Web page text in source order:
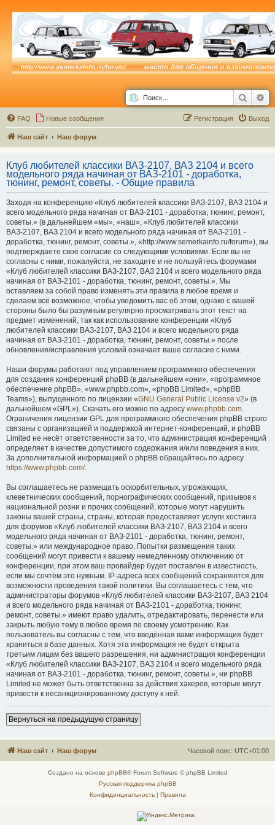
Поиск
FAQ Новые сообщения Выход
Регистрация
Наш сайт Наш форум
Клуб любителей классики ВАЗ-2107, ВАЗ 2104 и всего
модельного ряда начиная от ВАЗ-2101 - доработка,
тюнинг, ремонт, советы. - Общие правила
Заходя на конференцию «Клуб любителей классики ВАЗ-2107, ВАЗ 2104 и
всего модельного ряда начиная от ВАЗ-2101 - доработка, тюнинг, ремонт,
советы.» (в дальнейшем «мы», «наш», «Клуб любителей классики
ВАЗ-2107, ВАЗ 2104 и всего модельного ряда начиная от ВАЗ-2101 -
доработка, тюнинг, ремонт, советы.», «http://www.semerkainfo.ru/forum»), вы
подтверждаете своё согласие со следующими условиями. Если вы не
согласны с ними, пожалуйста, не заходите и не пользуйтесь форумами
«Клуб любителей классики ВАЗ-2107, ВАЗ 2104 и всего модельного ряда
начиная от ВАЗ-2101 - доработка, тюнинг, ремонт, советы.». Мы
оставляем за собой право изменять эти правила в любое время и
сделаем всё возможное, чтобы уведомить вас об этом, однако с вашей
стороны было бы разумным регулярно просматривать этот текст на
предмет изменений, так как использование конференции «Клуб
любителей классики ВАЗ-2107, ВАЗ 2104 и всего модельного ряда
начиная от ВАЗ-2101 - доработка, тюнинг, ремонт, советы.» после
обновления/исправления условий означает ваше согласие с ними.
Наши форумы работают под управлением программного обеспечения
для создания конференций phpBB (в дальнейшем «они», «программное
обеспечение phpBB», «www.phpbb.com», «phpBB Limited», «phpBB
Teams»), выпущенного по лицензии «GNU General Public License v2» (в
дальнейшем «GPL»). Скачать его можно по адресу www.phpbb.com.
Ограничения лицензии GPL для программного обеспечения phpBB строго
связаны с организацией и поддержкой интернет-конференций, и phpBB
Limited не несёт ответственности за то, что администрация конференций
определяет в качестве допустимого содержания и/или поведения в них.
За дополнительной информацией о phpBB обращайтесь по адресу
https://www.phpbb.com/.
Вы соглашаетесь не размещать оскорбительных, угрожающих,
клеветнических сообщений, порнографических сообщений, призывов к
национальной розни и прочих сообщений, которые могут нарушить
законы вашей страны, страны, которая предоставляет услуги хостинга
для форумов «Клуб любителей классики ВАЗ-2107, ВАЗ 2104 и всего
модельного ряда начиная от ВАЗ-2101 - доработка, тюнинг, ремонт,
советы.» или международное право. Попытки размещения таких
сообщений могут привести к вашему немедленному отключению от
конференции, при этом ваш провайдер будет поставлен в известность,
если мы сочтём это нужным. IP-адреса всех сообщений сохраняются для
возможности проведения такой политики. Вы соглашаетесь с тем, что
администраторы форумов «Клуб любителей классики ВАЗ-2107, ВАЗ 2104
и всего модельного ряда начиная от ВАЗ-2101 - доработка, тюнинг,
ремонт, советы.» имеют право удалить, отредактировать, перенести или
закрыть любую тему в любое время по своему усмотрению. Как
пользователь вы согласны с тем, что введённая вами информация будет
храниться в базе данных. Хотя эта информация не будет открыта
третьим лицам без вашего разрешения, ни администрация конференции
«Клуб любителей классики ВАЗ-2107, ВАЗ 2104 и всего модельного ряда
начиная от ВАЗ-2101 - доработка, тюнинг, ремонт, советы.», ни phpBB
Limited не может быть ответственна за действия хакеров, которые могут
привести к несанкционированному доступу к ней.
Вернуться на предыдущую страницу
Наш сайт Наш форум Часовой пояс: UTC+01:00
Создано на основе phpBB® Forum Software © phpBB Limited
Русская поддержка phpBB
Конфиденциальность| Правила